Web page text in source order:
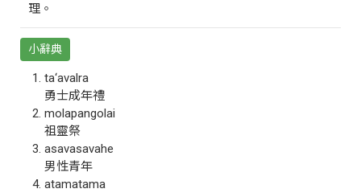
理。
小辭典
ta‘avalra
勇士成年禮
molapangolai
祖靈祭
asavasavahe
男性青年
atamatama